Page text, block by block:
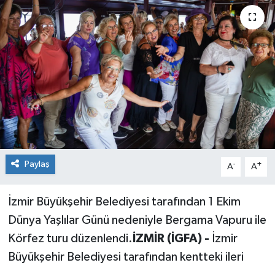
Paylaş A- A+
İzmir Büyükşehir Belediyesi tarafından 1 Ekim
Dünya Yaşlılar Günü nedeniyle Bergama Vapuru ile
Körfez turu düzenlendi. İZMİR (İGFA) - İzmir
Büyükşehir Belediyesi tarafından kentteki ileri